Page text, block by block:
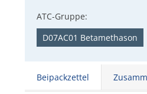
ATC-Gruppe:
D07AC01 Betamethason
Beipackzettel